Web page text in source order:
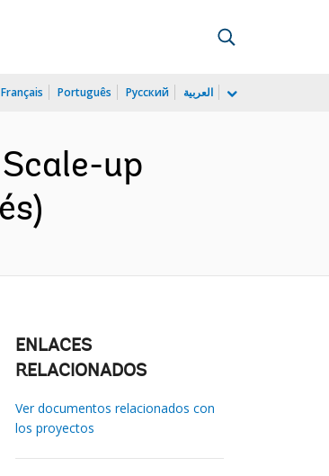
Français Português Русский العربية
up
ENLACES
RELACIONADOS
Ver documentos relacionados con
los proyectos